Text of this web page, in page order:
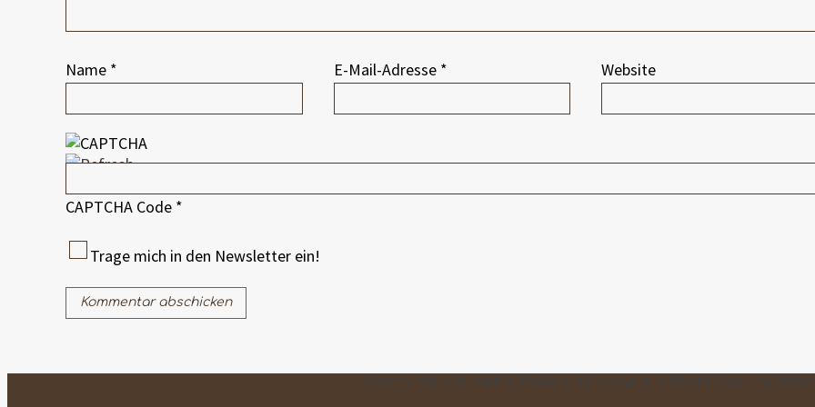
Name * E-Mail-Adresse * Website
CAPTCHA Code *
Trage mich in den Newsletter ein!